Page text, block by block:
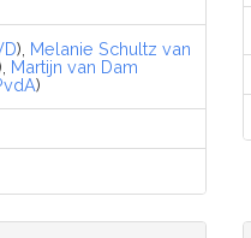
), Melanie Schultz van
Martijn van Dam
)